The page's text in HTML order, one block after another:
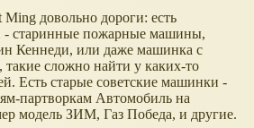
довольно дороги: есть
старинные пожарные машины,
Кеннеди, или даже машинка с
сложно найти у каких-то
Есть старые советские машинки -
партворкам Автомобиль на
модель ЗИМ, Газ Победа, и другие.